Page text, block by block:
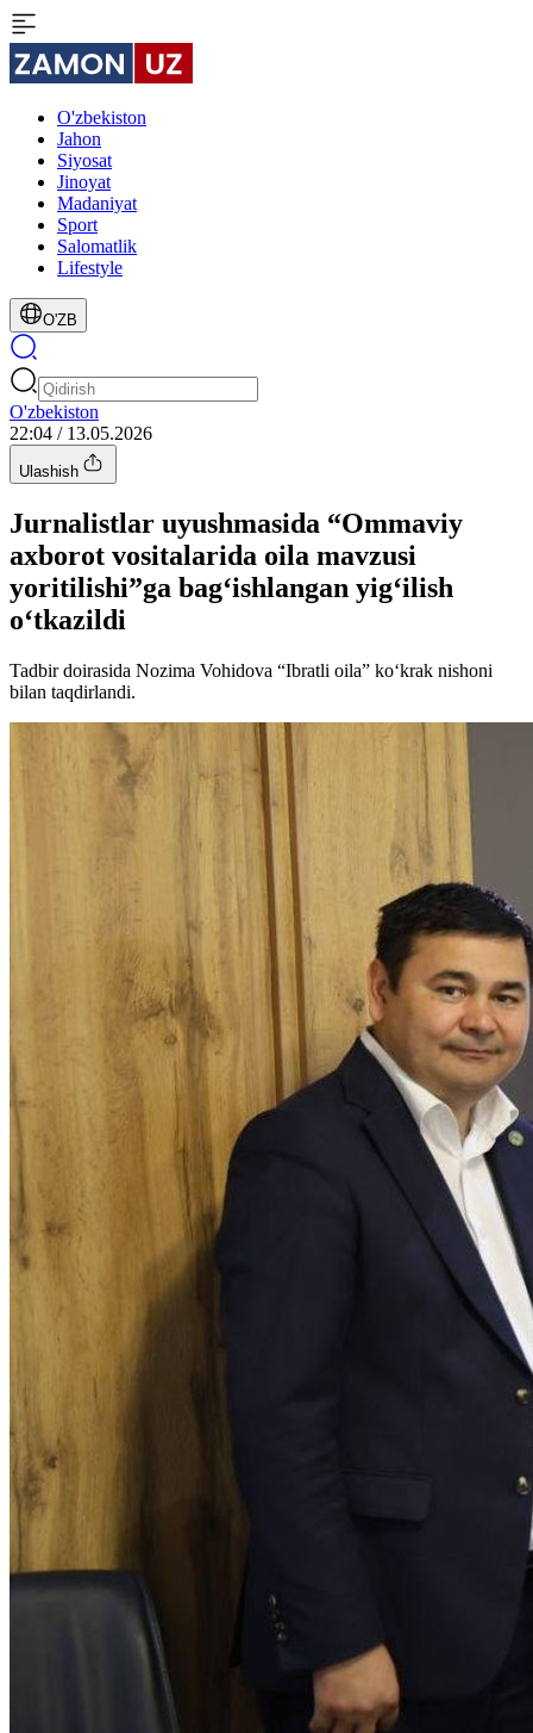
O'zbekiston
Jahon
Siyosat
Jinoyat
Madaniyat
Sport
Salomatlik
Lifestyle
O'ZB
O'zbekiston
22:04 / 13.05.2026
Ulashish
Jurnalistlar uyushmasida “Ommaviy
axborot vositalarida oila mavzusi
yoritilishi”ga bag‘ishlangan yig‘ilish
o‘tkazildi
Tadbir doirasida Nozima Vohidova “Ibratli oila” koʻkrak nishoni
bilan taqdirlandi.